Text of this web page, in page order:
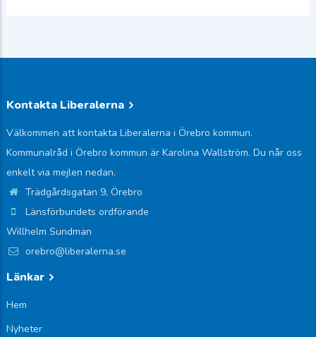
Kontakta Liberalerna
Välkommen att kontakta Liberalerna i Örebro kommun.
Kommunalråd i Örebro kommun är Karolina Wallström. Du når oss
enkelt via mejlen nedan.
Trädgårdsgatan 9, Örebro
Länsförbundets ordförande
Willhelm Sundman
orebro@liberalerna.se
Länkar
Hem
Nyheter